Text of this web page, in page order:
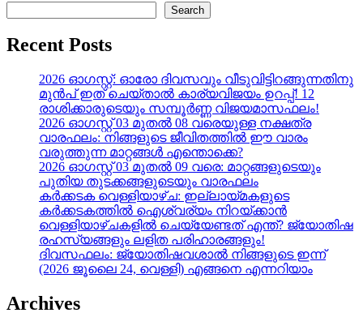
Search
Recent Posts
2026 ഓഗസ്റ്റ്: ഓരോ ദിവസവും വീടുവിട്ടിറങ്ങുന്നതിനു
മുൻപ് ഇത് ചെയ്താൽ കാര്യവിജയം ഉറപ്പ്! 12
രാശിക്കാരുടെയും സമ്പൂർണ്ണ വിജയമാസഫലം!
2026 ഓഗസ്റ്റ് 03 മുതൽ 08 വരെയുള്ള നക്ഷത്ര
വാരഫലം: നിങ്ങളുടെ ജീവിതത്തിൽ ഈ വാരം
വരുത്തുന്ന മാറ്റങ്ങൾ എന്തൊക്കെ?
2026 ഓഗസ്റ്റ് 03 മുതൽ 09 വരെ: മാറ്റങ്ങളുടെയും
പുതിയ തുടക്കങ്ങളുടെയും വാരഫലം
കർക്കടക വെള്ളിയാഴ്ച: ഇല്ലായ്മകളുടെ
കർക്കടകത്തിൽ ഐശ്വര്യം നിറയ്ക്കാൻ
വെള്ളിയാഴ്ചകളിൽ ചെയ്യേണ്ടത് എന്ത്? ജ്യോതിഷ
രഹസ്യങ്ങളും ലളിത പരിഹാരങ്ങളും!
ദിവസഫലം: ജ്യോതിഷവശാൽ നിങ്ങളുടെ ഇന്ന്‌
(2026 ജൂലൈ 24, വെള്ളി) എങ്ങനെ എന്നറിയാം
Archives